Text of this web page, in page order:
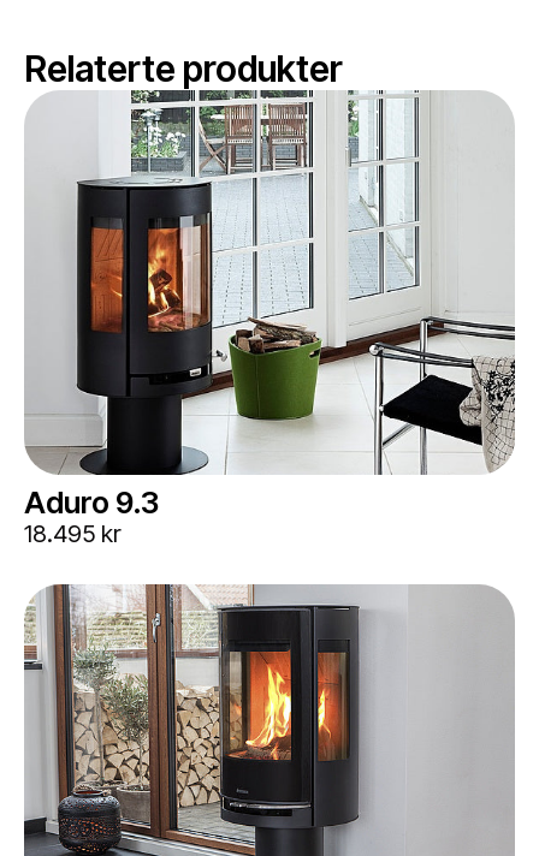
Relaterte produkter
Aduro 9.3
18.495 kr